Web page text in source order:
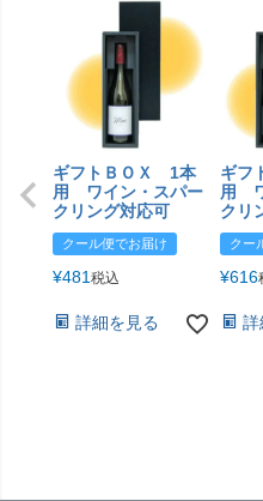
ギフトＢＯＸ 1本
用 ワイン・スパー
クリング対応可
クール便でお届け
¥481税込
詳細を見る
ギフ
用
クリ
クー
¥616
詳